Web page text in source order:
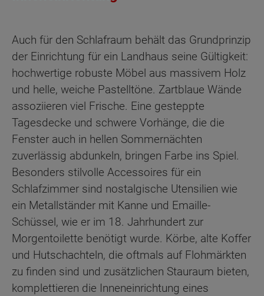
Auch für den Schlafraum behält das Grundprinzip
der Einrichtung für ein Landhaus seine Gültigkeit:
hochwertige robuste Möbel aus massivem Holz
und helle, weiche Pastelltöne. Zartblaue Wände
assoziieren viel Frische. Eine gesteppte
Tagesdecke und schwere Vorhänge, die die
Fenster auch in hellen Sommernächten
zuverlässig abdunkeln, bringen Farbe ins Spiel.
Besonders stilvolle Accessoires für ein
Schlafzimmer sind nostalgische Utensilien wie
ein Metallständer mit Kanne und Emaille-
Schüssel, wie er im 18. Jahrhundert zur
Morgentoilette benötigt wurde. Körbe, alte Koffer
und Hutschachteln, die oftmals auf Flohmärkten
zu finden sind und zusätzlichen Stauraum bieten,
komplettieren die Inneneinrichtung eines